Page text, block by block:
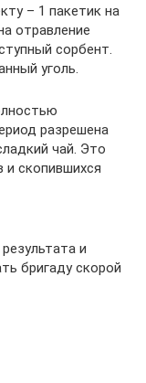
– 1 пакетик на
отравление
сорбент.
уголь.
разрешена
чай. Это
и скопившихся
и
бригаду скорой